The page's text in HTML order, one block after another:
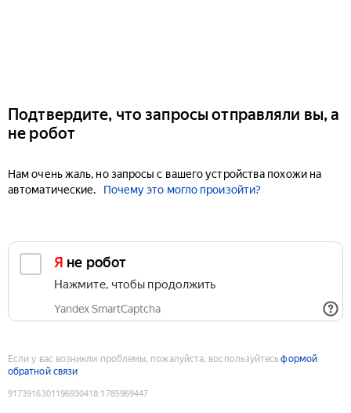
Подтвердите, что запросы отправляли вы, а
не робот
Нам очень жаль, но запросы с вашего устройства похожи на
автоматические.
Почему это могло произойти?
Я не робот
Нажмите, чтобы продолжить
Yandex SmartCaptcha
Если у вас возникли проблемы, пожалуйста, воспользуйтесьформой
обратной связи
9173916301196930418:1785969447